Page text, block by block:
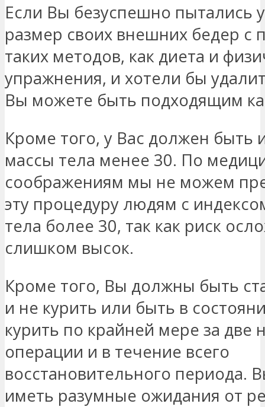
Если Вы безуспешно пытались
размер своих внешних бедер
таких методов, как диета и
упражнения, и хотели бы
Вы можете быть подходящим
Кроме того, у Вас должен быть
массы тела менее 30. По
соображениям мы не можем
эту процедуру людям с
тела более 30, так как риск
слишком высок.
Кроме того, Вы должны быть
и не курить или быть в
курить по крайней мере за две
операции и в течение всего
восстановительного периода.
иметь разумные ожидания от